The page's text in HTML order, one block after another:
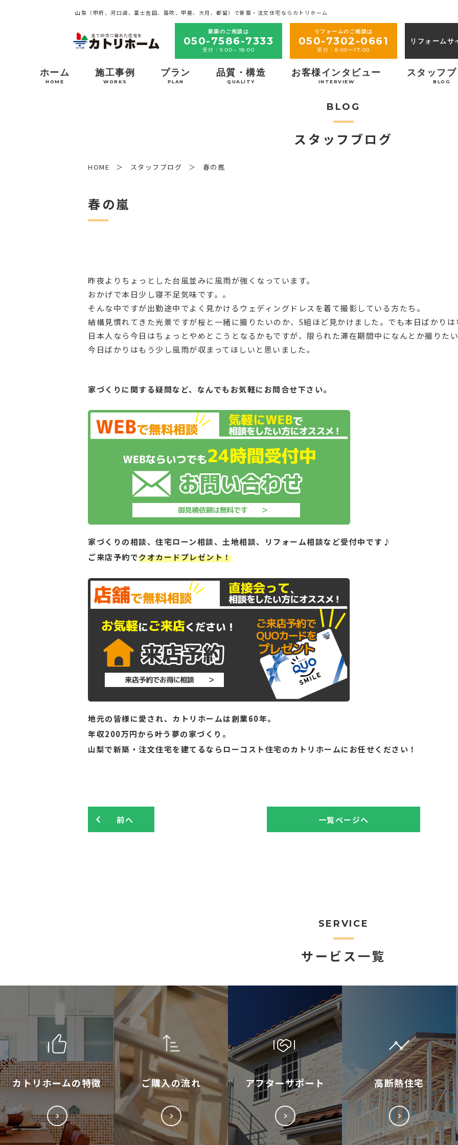
山梨（甲府、河口湖、富士吉田、笛吹、甲斐、大月、都留）で新築・注文住宅ならカトリホーム
新築のご相談は
050-7586-7333
受付：9:00～18:00
リフォームのご相談は
050-7302-0661
受付：8:00〜17:00
リフォームサ
ホーム
HOME
施工事例
WORKS
プラン
PLAN
品質・構造
QUALITY
お客様インタビュー
INTERVIEW
スタッフ
BLOG
BLOG
スタッフブログ
HOME スタッフブログ 春の嵐
春の嵐
昨夜よりちょっとした台風並みに風雨が強くなっています。
おかげで本日少し寝不足気味です。。
そんな中ですが出勤途中でよく見かけるウェディングドレスを着て撮影している方たち。
結構見慣れてきた光景ですが桜と一緒に撮りたいのか、5組ほど見かけました。でも本日ばかり
日本人なら今日はちょっとやめとこうとなるかもですが、限られた滞在期間中になんとか撮りた
今日ばかりはもう少し風雨が収まってほしいと思いました。
家づくりに関する疑問など、 なんでもお気軽にお問合せ下さい。
家づくりの相談、住宅ローン相談、土地相談、リフォーム相談など受付中です♪
ご来店予約でクオカードプレゼント！
地元の皆様に愛され、カトリホームは創業60年。
年収200万円から叶う夢の家づくり。
山梨で新築・注文住宅を建てるならローコスト住宅のカトリホームにお任せください！
前へ 一覧ページへ
SERVICE
サービス一覧
カトリホームの特徴 ご購入の流れ アフターサポート 高断熱住宅